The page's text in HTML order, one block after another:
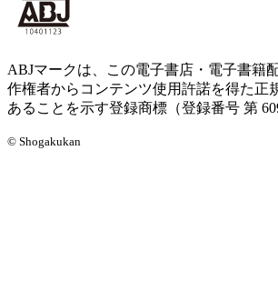
ABJマークは、この電子書店・電子書籍
作権者からコンテンツ使用許諾を得た正
あることを示す登録商標（登録番号 第
© Shogakukan